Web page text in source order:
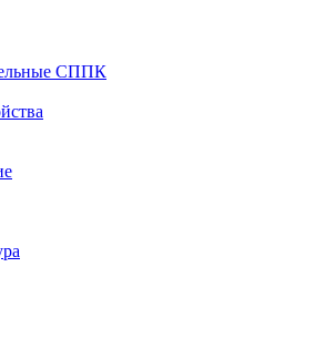
СППК